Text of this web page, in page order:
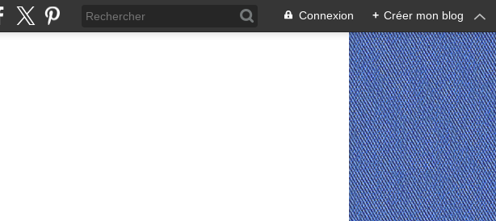
Connexion + Créer mon blog